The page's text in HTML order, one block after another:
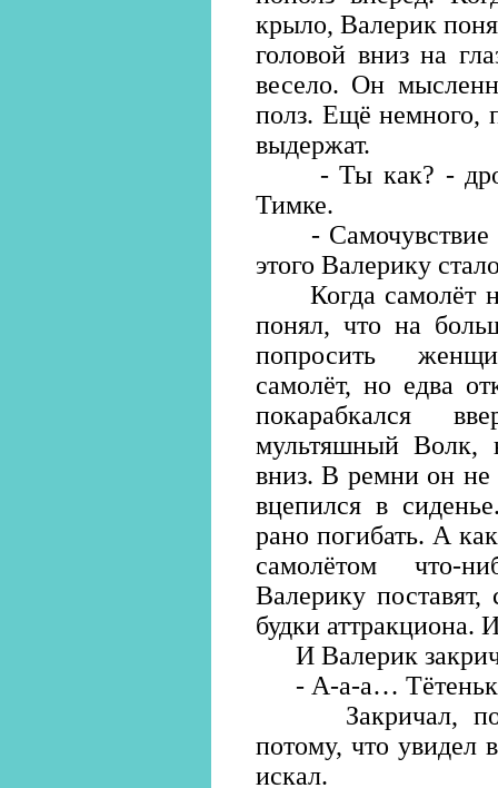
крыло, Валерик
головой вниз на
весело. Он
полз. Ещё немного,
выдержат.
- Ты как? -
Тимке.
- Самочувствие
этого Валерику
Когда самолёт
понял, что на
попросить
самолёт, но едва
покарабкался
мультяшный Волк,
вниз. В ремни он не
вцепился в
рано погибать. А
самолётом что-
Валерику поставят,
будки аттракциона.
И Валерик
- А-а-а…
Закричал,
потому, что увидел
искал.